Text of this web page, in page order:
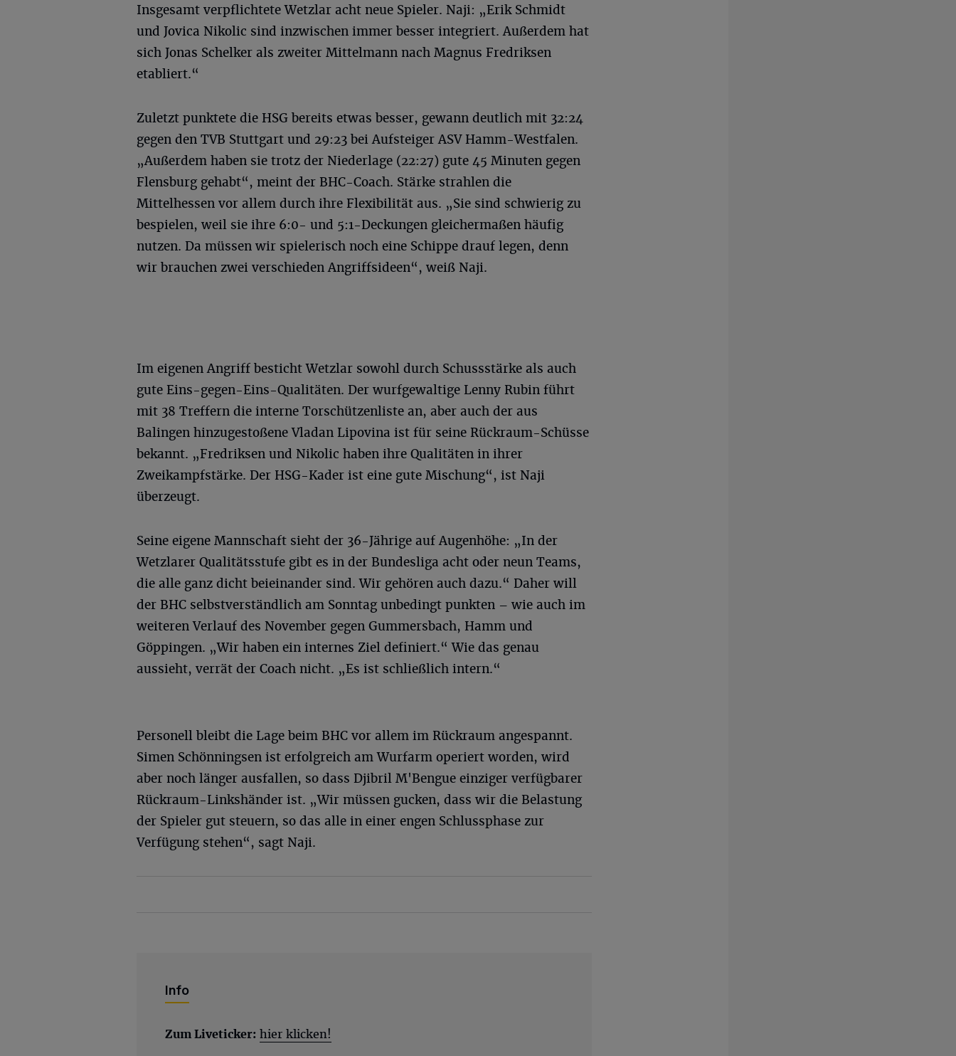
Insgesamt verpflichtete Wetzlar acht neue Spieler. Naji: „Erik Schmidt
und Jovica Nikolic sind inzwischen immer besser integriert. Außerdem hat
sich Jonas Schelker als zweiter Mittelmann nach Magnus Fredriksen
etabliert.“
Zuletzt punktete die HSG bereits etwas besser, gewann deutlich mit 32:24
gegen den TVB Stuttgart und 29:23 bei Aufsteiger ASV Hamm-Westfalen.
„Außerdem haben sie trotz der Niederlage (22:27) gute 45 Minuten gegen
Flensburg gehabt“, meint der BHC-Coach. Stärke strahlen die
Mittelhessen vor allem durch ihre Flexibilität aus. „Sie sind schwierig zu
bespielen, weil sie ihre 6:0- und 5:1-Deckungen gleichermaßen häufig
nutzen. Da müssen wir spielerisch noch eine Schippe drauf legen, denn
wir brauchen zwei verschieden Angriffsideen“, weiß Naji.
Im eigenen Angriff besticht Wetzlar sowohl durch Schussstärke als auch
gute Eins-gegen-Eins-Qualitäten. Der wurfgewaltige Lenny Rubin führt
mit 38 Treffern die interne Torschützenliste an, aber auch der aus
Balingen hinzugestoßene Vladan Lipovina ist für seine Rückraum-Schüsse
bekannt. „Fredriksen und Nikolic haben ihre Qualitäten in ihrer
Zweikampfstärke. Der HSG-Kader ist eine gute Mischung“, ist Naji
überzeugt.
Seine eigene Mannschaft sieht der 36-Jährige auf Augenhöhe: „In der
Wetzlarer Qualitätsstufe gibt es in der Bundesliga acht oder neun Teams,
die alle ganz dicht beieinander sind. Wir gehören auch dazu.“ Daher will
der BHC selbstverständlich am Sonntag unbedingt punkten – wie auch im
weiteren Verlauf des November gegen Gummersbach, Hamm und
Göppingen. „Wir haben ein internes Ziel definiert.“ Wie das genau
aussieht, verrät der Coach nicht. „Es ist schließlich intern.“
Personell bleibt die Lage beim BHC vor allem im Rückraum angespannt.
Simen Schönningsen ist erfolgreich am Wurfarm operiert worden, wird
aber noch länger ausfallen, so dass Djibril M'Bengue einziger verfügbarer
Rückraum-Linkshänder ist. „Wir müssen gucken, dass wir die Belastung
der Spieler gut steuern, so das alle in einer engen Schlussphase zur
Verfügung stehen“, sagt Naji.
Info
Zum Liveticker: hier klicken!